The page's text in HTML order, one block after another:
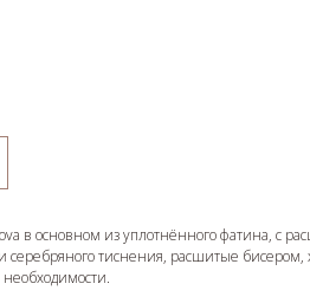
в основном из уплотнённого фатина, с
серебряного тиснения, расшитые бисером,